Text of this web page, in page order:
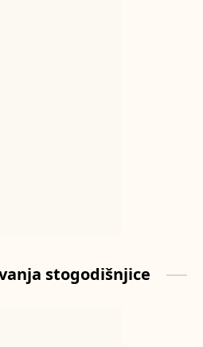
stogodišnjice